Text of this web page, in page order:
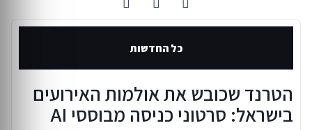
כל החדשות
הטרנד שכובש את אולמות האירועים
בישראל: סרטוני כניסה מבוססי AI